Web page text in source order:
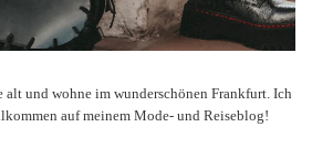
alt und wohne im wunderschönen Frankfurt. Ich
auf meinem Mode- und Reiseblog!